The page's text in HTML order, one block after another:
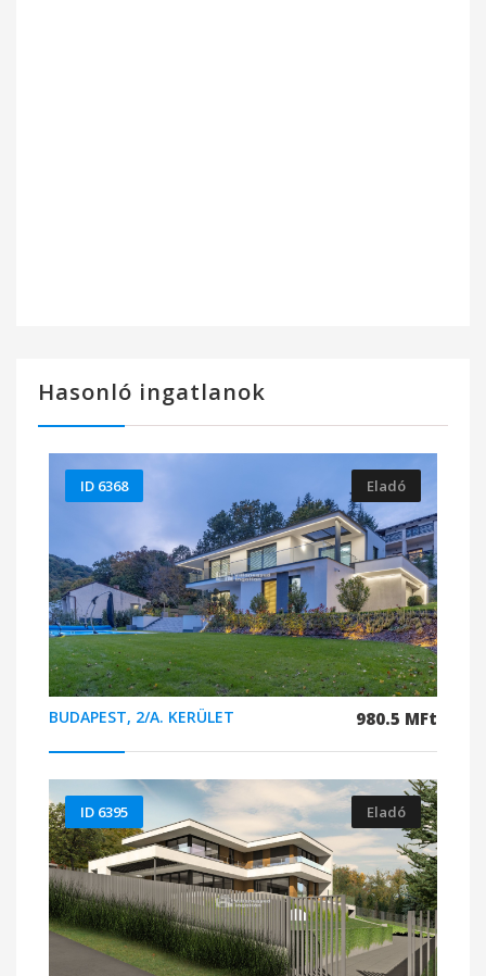
Hasonló ingatlanok
BUDAPEST, 2/A. KERÜLET 980.5 MFt
ID 6368 Eladó
ID 6395 Eladó